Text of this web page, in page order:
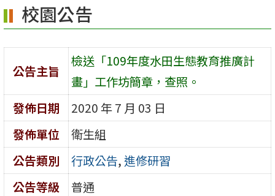
容
區
校園公告
公告主旨
檢送「109年度水田生態教育推廣計
畫」工作坊簡章，查照。
發佈日期
2020 年 7 月 03 日
發佈單位
衛生組
公告類別
行政公告,進修研習
公告等級
普通